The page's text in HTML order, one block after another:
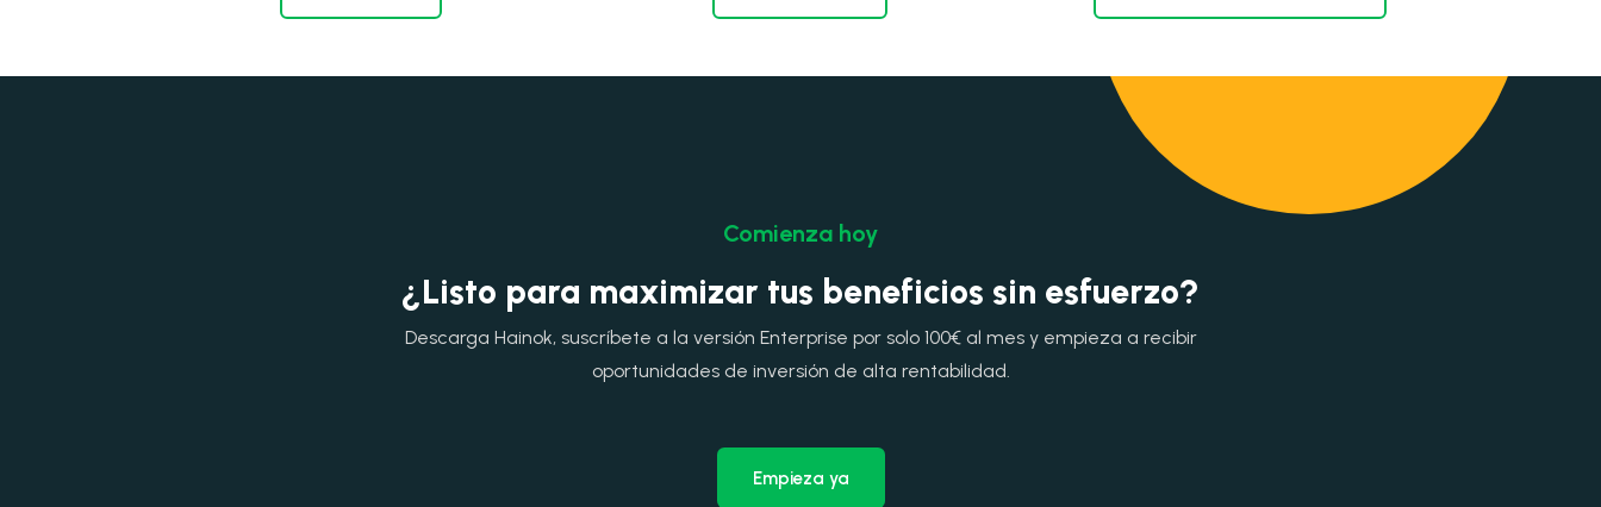
Comienza hoy
¿Listo para maximizar tus beneficios sin esfuerzo?
Descarga Hainok, suscríbete a la versión Enterprise por solo 100€ al mes y empieza a recibir
oportunidades de inversión de alta rentabilidad.
Empieza ya